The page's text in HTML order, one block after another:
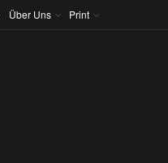
Über Uns Print